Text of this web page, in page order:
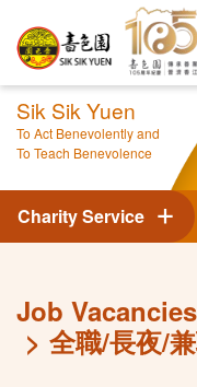
Sik Sik Yuen
To Act Benevolently and
To Teach Benevolence
Charity Service
Job Vacancies
全職/長夜/